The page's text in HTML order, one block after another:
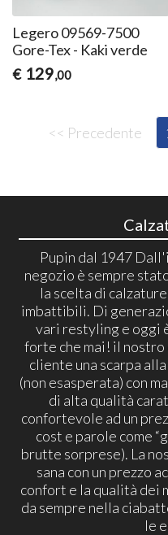
Legero 09569-7500
Gore-Tex - Kaki verde
€ 129,00
<< Precedente
Pupin dal 1947
negozio è sempre
la scelta di
imbattibili. Di
vari restyling e oggi
forte che mai! il
cliente una scarpa
(non esasperata) con
di alta qualità
confortevole ad un
cost e parole come
brutte sorprese). La
sana con un prezzo
confort e la qualità dei
da sempre nella
le